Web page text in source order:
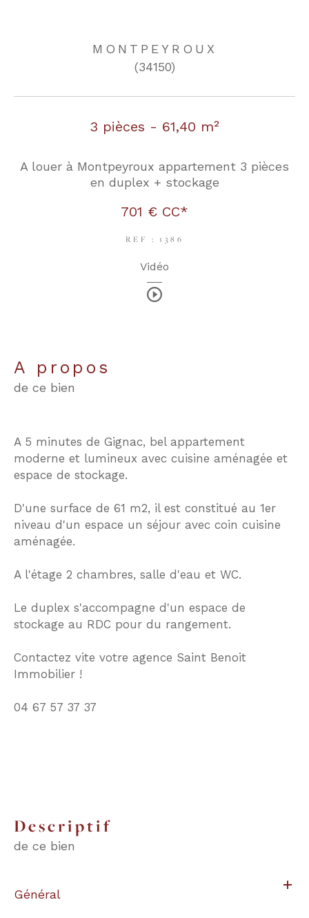
MONTPEYROUX
(34150)
3 pièces - 61,40 m²
A louer à Montpeyroux appartement 3 pièces
en duplex + stockage
701 € CC*
REF : 1386
Vidéo
a propos
de ce bien
A 5 minutes de Gignac, bel appartement
moderne et lumineux avec cuisine aménagée et
espace de stockage.
D'une surface de 61 m2, il est constitué au 1er
niveau d'un espace un séjour avec coin cuisine
aménagée.
A l'étage 2 chambres, salle d'eau et WC.
Le duplex s'accompagne d'un espace de
stockage au RDC pour du rangement.
Contactez vite votre agence Saint Benoit
Immobilier !
04 67 57 37 37
descriptif
de ce bien
Général
RECHERCHER